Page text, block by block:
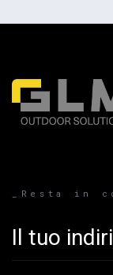
_Resta in
Email address